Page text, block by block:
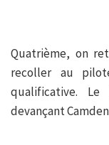
Quatrième, on
recoller au
qualificative.
devançant